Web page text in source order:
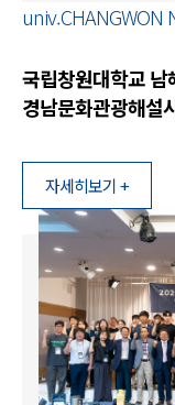
univ.CHANGWON
국립창원대학교
경남문화관광해설
자세히보기 +